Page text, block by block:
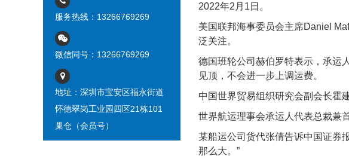
服务热线：13266769269
微信同号：13266769269
地址：深圳市宝安区福永街道
怀德翠岗工业园四区21栋101
巢仓（会员号）
2022年2月1日。
美国联邦海事委员会主席Daniel
泛关注。
德国班轮公司赫伯罗特表示，承运
见顶，不会进一步上调运费。
中国世界贸易组织研究会副会长霍
世界航运理事会承运人代表总裁兼
某船运公司货代张倩告诉中国证券
那么大。”